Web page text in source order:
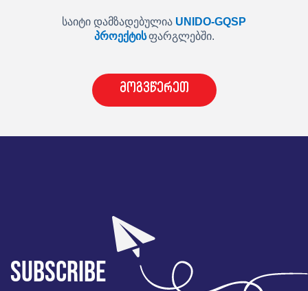
საიტი დამზადებულია UNIDO-GQSP
პროექტის ფარგლებში.
მოგვწერეთ
Subscribe